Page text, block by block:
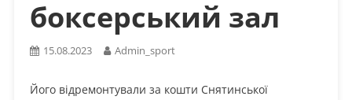
боксерський зал
15.08.2023 Admin_sport
Його відремонтували за кошти Снятинської